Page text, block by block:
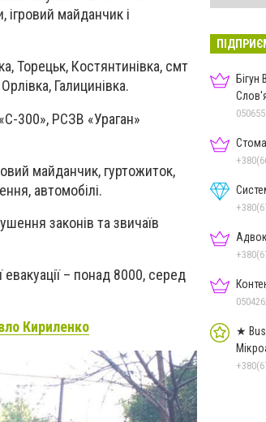
майданчик і
Торецьк, Костянтинівка, смт
Галицинівка.
300», РСЗВ «Ураган»
майданчик, гуртожиток,
автомобілі.
законів та звичаїв
евакуації – понад 8000, серед
Кириленко
Бігун
★